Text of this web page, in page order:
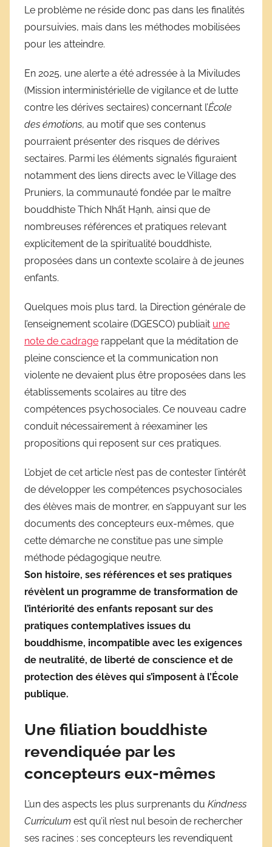
Le problème ne réside donc pas dans les finalités
poursuivies, mais dans les méthodes mobilisées
pour les atteindre.
En 2025, une alerte a été adressée à la Miviludes
(Mission interministérielle de vigilance et de lutte
contre les dérives sectaires) concernant l’École
des émotions, au motif que ses contenus
pourraient présenter des risques de dérives
sectaires. Parmi les éléments signalés figuraient
notamment des liens directs avec le Village des
Pruniers, la communauté fondée par le maître
bouddhiste Thích Nhất Hạnh, ainsi que de
nombreuses références et pratiques relevant
explicitement de la spiritualité bouddhiste,
proposées dans un contexte scolaire à de jeunes
enfants.
Quelques mois plus tard, la Direction générale de
l’enseignement scolaire (DGESCO) publiait une
note de cadrage rappelant que la méditation de
pleine conscience et la communication non
violente ne devaient plus être proposées dans les
établissements scolaires au titre des
compétences psychosociales. Ce nouveau cadre
conduit nécessairement à réexaminer les
propositions qui reposent sur ces pratiques.
L’objet de cet article n’est pas de contester l’intérêt
de développer les compétences psychosociales
des élèves mais de montrer, en s’appuyant sur les
documents des concepteurs eux-mêmes, que
cette démarche ne constitue pas une simple
méthode pédagogique neutre.
Son histoire, ses références et ses pratiques
révèlent un programme de transformation de
l’intériorité des enfants reposant sur des
pratiques contemplatives issues du
bouddhisme, incompatible avec les exigences
de neutralité, de liberté de conscience et de
protection des élèves qui s’imposent à l’École
publique.
Une filiation bouddhiste
revendiquée par les
concepteurs eux-mêmes
L’un des aspects les plus surprenants du Kindness
Curriculum est qu’il n’est nul besoin de rechercher
ses racines : ses concepteurs les revendiquent